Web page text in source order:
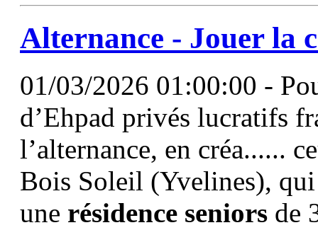
Alternance - Jouer la
01/03/2026 01:00:00 -
d’Ehpad privés lucratifs
l’alternance, en créa......
Bois Soleil (Yvelines),
une résidence seniors de